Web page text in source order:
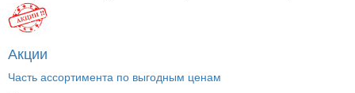
Акции
Часть ассортимента по выгодным ценам